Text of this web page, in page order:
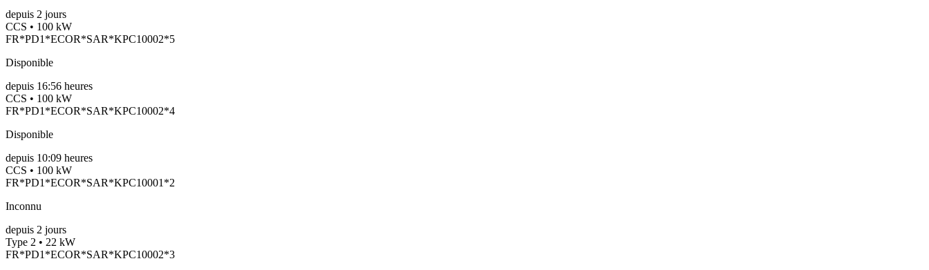
depuis 2 jours
CCS • 100 kW
FR*PD1*ECOR*SAR*KPC10002*5
Disponible
depuis 16:56 heures
CCS • 100 kW
FR*PD1*ECOR*SAR*KPC10002*4
Disponible
depuis 10:09 heures
CCS • 100 kW
FR*PD1*ECOR*SAR*KPC10001*2
Inconnu
depuis 2 jours
Type 2 • 22 kW
FR*PD1*ECOR*SAR*KPC10002*3